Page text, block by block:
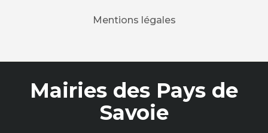
Mentions légales
Mairies des Pays de
Savoie